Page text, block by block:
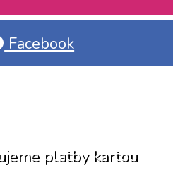
Facebook
platby kartou